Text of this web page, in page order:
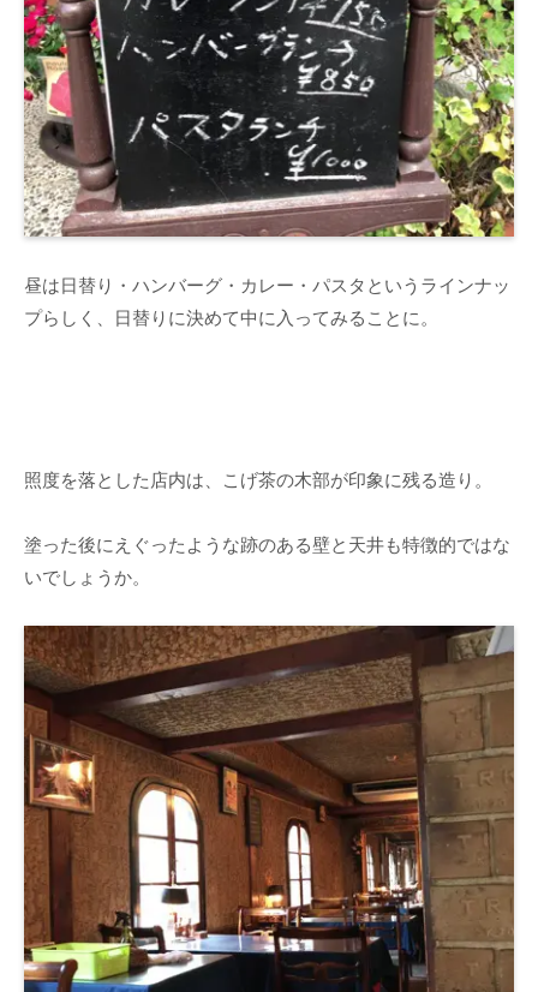
昼は日替り・ハンバーグ・カレー・パスタというラインナッ
プらしく、日替りに決めて中に入ってみることに。
照度を落とした店内は、こげ茶の木部が印象に残る造り。
塗った後にえぐったような跡のある壁と天井も特徴的ではな
いでしょうか。